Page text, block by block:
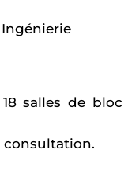
Ingénierie
salles de
consultation.